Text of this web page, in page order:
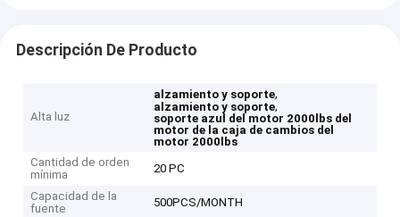
Descripción De Producto
Alta luz
alzamiento y soporte,
alzamiento y soporte,
soporte azul del motor 2000lbs del
motor de la caja de cambios del
motor 2000lbs
Cantidad de orden
mínima
20 PC
Capacidad de la
fuente
500PCS/MONTH